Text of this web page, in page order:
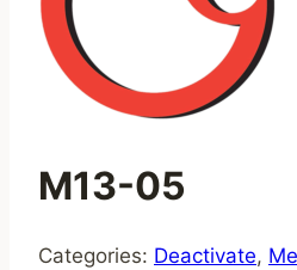
M13-05
Categories: Deactivate,